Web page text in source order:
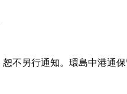
不另行通知。環島中港通保